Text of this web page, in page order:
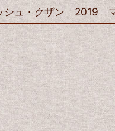
ュ・クザン 2019